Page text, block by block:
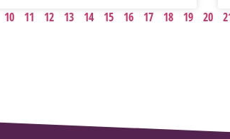
10 11 12 13 14 15 16 17 18 19 20